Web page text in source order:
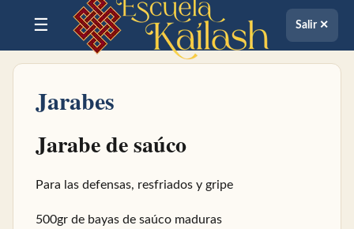
☰ Salir ✕
Jarabes
Jarabe de saúco
Para las defensas, resfriados y gripe
500gr de bayas de saúco maduras